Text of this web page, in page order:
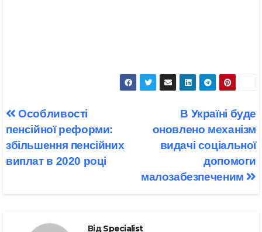
Навігація
записів
В Україні буде
оновлено механізм
видачі соціальної
допомоги
малозабезпеченим
Особливості
пенсійної реформи:
збільшення пенсійних
виплат в 2020 році
ВідSpecialist